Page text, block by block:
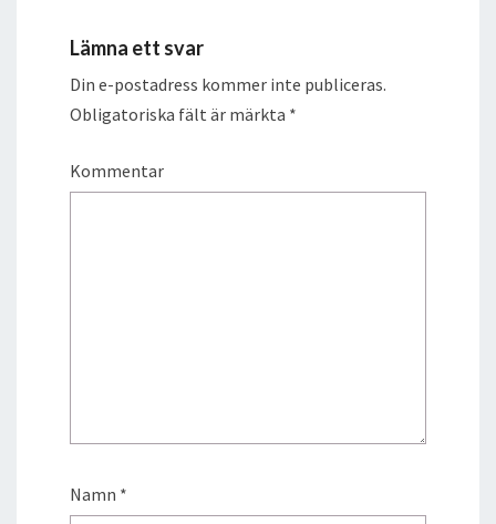
Lämna ett svar
Din e-postadress kommer inte publiceras.
Obligatoriska fält är märkta *
Kommentar
Namn *